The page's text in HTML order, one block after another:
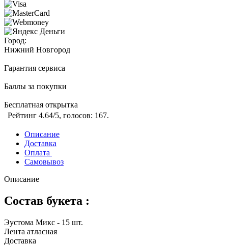
Город:
Нижний Новгород
Гарантия сервиса
Баллы за покупки
Бесплатная открытка
Рейтинг 4.64/5, голосов: 167.
Описание
Доставка
Оплата
Самовывоз
Описание
Состав букета :
Эустома Микс - 15 шт.
Лента атласная
Доставка